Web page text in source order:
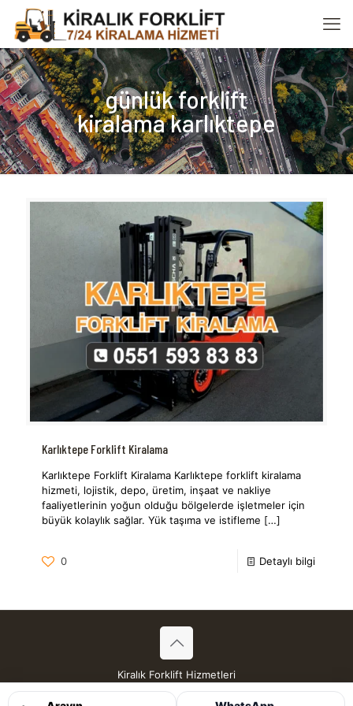
günlük forklift
kiralama karlıktepe
Karlıktepe Forklift Kiralama
Karlıktepe Forklift Kiralama Karlıktepe forklift kiralama
hizmeti, lojistik, depo, üretim, inşaat ve nakliye
faaliyetlerinin yoğun olduğu bölgelerde işletmeler için
büyük kolaylık sağlar. Yük taşıma ve istifleme […]
0 Detaylı bilgi
Kiralık Forklift Hizmetleri
Tüm Hakları Saklıdır © 2026